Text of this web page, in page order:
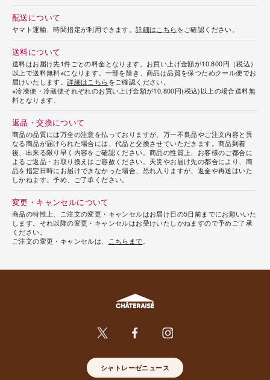
配送について
ヤマト運輸、時間指定が利用できます。詳細はこちらをご確認ください。
送料について
送料はお届け先1件ごとの料金となります。お買い上げ金額が10,800円（税込）
以上で送料無料※になります。一部を除き、商品は品質を保つためクール便でお
届けいたします。詳細はこちらをご確認ください。
※冷凍便・冷蔵便それぞれのお買い上げ金額が10,800円(税込)以上の場合送料無
料となります。
返品・交換について
商品の品質には万全の注意を払っておりますが、万一不良品やご注文内容と異
なる商品が届けられた場合には、代品と交換させていただきます。商品到着
後、出来る限り早く内容をご確認ください。商品の性質上、お客様のご都合に
よるご返品・お取り換えはご容赦ください。天災やお届け先の都合により、商
品を指定日時にお届けできなかった場合、恐れ入りますが、返金や再送はいた
しかねます。予め、ご了承ください。
変更・キャンセルについて
商品の特性上、ご注文の変更・キャンセルはお届け日の5日前までにお願いいた
します。それ以降の変更・キャンセルはお受けいたしかねますので予めご了承
ください。
ご注文の変更・キャンセルは、
こちらまで
シャトレーゼニュース